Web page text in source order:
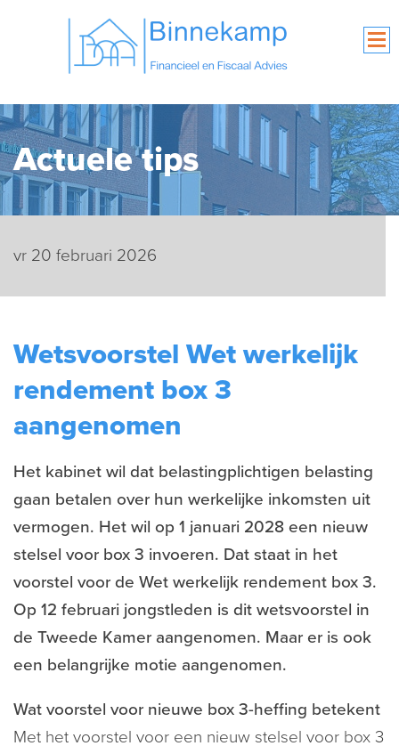
Actuele tips
vr 20 februari 2026
Wetsvoorstel Wet werkelijk
rendement box 3
aangenomen
Het kabinet wil dat belastingplichtigen belasting
gaan betalen over hun werkelijke inkomsten uit
vermogen. Het wil op 1 januari 2028 een nieuw
stelsel voor box 3 invoeren. Dat staat in het
voorstel voor de Wet werkelijk rendement box 3.
Op 12 februari jongstleden is dit wetsvoorstel in
de Tweede Kamer aangenomen. Maar er is ook
een belangrijke motie aangenomen.
Wat voorstel voor nieuwe box 3-heffing betekent
Met het voorstel voor een nieuw stelsel voor box 3